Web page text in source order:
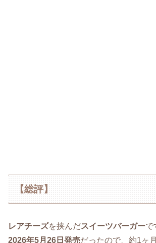
【総評】
レアチーズを挟んだスイーツバーガーで
2026年5月26日発売だったので、約1ヶ